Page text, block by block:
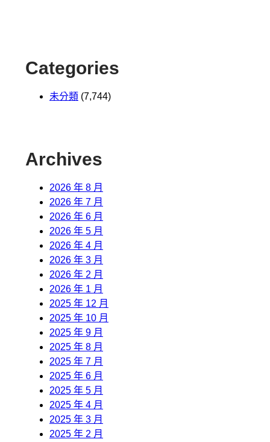
Categories
未分類 (7,744)
Archives
2026 年 8 月
2026 年 7 月
2026 年 6 月
2026 年 5 月
2026 年 4 月
2026 年 3 月
2026 年 2 月
2026 年 1 月
2025 年 12 月
2025 年 10 月
2025 年 9 月
2025 年 8 月
2025 年 7 月
2025 年 6 月
2025 年 5 月
2025 年 4 月
2025 年 3 月
2025 年 2 月